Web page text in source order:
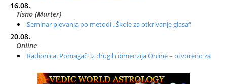
16.08.
Tisno (Murter)
Seminar pjevanja po metodi „Škole za otkrivanje glasa“
20.08.
Online
Radionica: Pomagači iz drugih dimenzija Online – otvoreno za